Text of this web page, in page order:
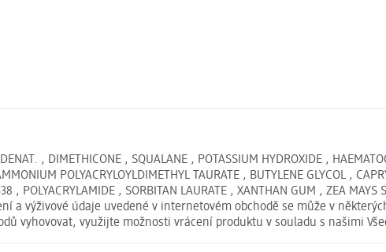
, DIMETHICONE , SQUALANE , POTASSIUM HYDROXIDE ,
POLYACRYLOYLDIMETHYL TAURATE , BUTYLENE GLYCOL ,
, POLYACRYLAMIDE , SORBITAN LAURATE , XANTHAN GUM , ZEA
a výživové údaje uvedené v internetovém obchodě se může v
vyhovovat, využijte možnosti vrácení produktu v souladu s našimi